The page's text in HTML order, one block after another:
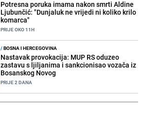
Potresna poruka imama nakon smrti Aldine
Ljubunčić: "Dunjaluk ne vrijedi ni koliko krilo
komarca"
PRIJE OKO 11H
/BOSNA I HERCEGOVINA
Nastavak provokacija: MUP RS oduzeo
zastavu s ljiljanima i sankcionisao vozača iz
Bosanskog Novog
PRIJE 2 DANA